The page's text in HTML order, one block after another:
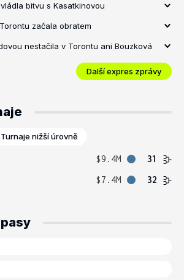
bitvu s Kasatkinovou
začala obratem
nestačila v Torontu ani Bouzková
Další expres zprávy
Turnaje nižší úrovně
$9.4M
31
$7.4M 32